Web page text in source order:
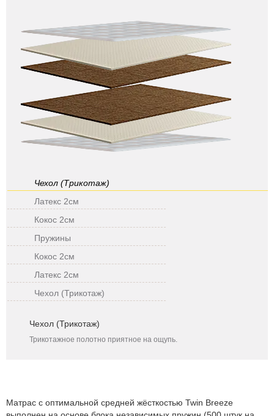
Чехол (Трикотаж)
Латекс 2см
Кокос 2см
Пружины
Кокос 2см
Латекс 2см
Чехол (Трикотаж)
Чехол (Трикотаж)
Трикотажное полотно приятное на ощупь.
Матрас с оптимальной средней жёсткостью Twin Breeze